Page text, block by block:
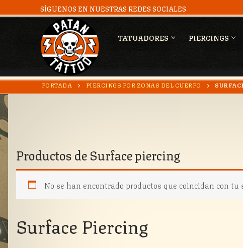
Ir
al
contenido
SÍGUENOS EN NUESTRAS REDES SOCIALES
TATUADORES PIERCINGS
Buscar:
PORTADA PIERCINGS POR ZONAS DEL CUERPO
Productos deSurface piercing
No se han encontrado productos que coincidan con tu
Surface Piercing